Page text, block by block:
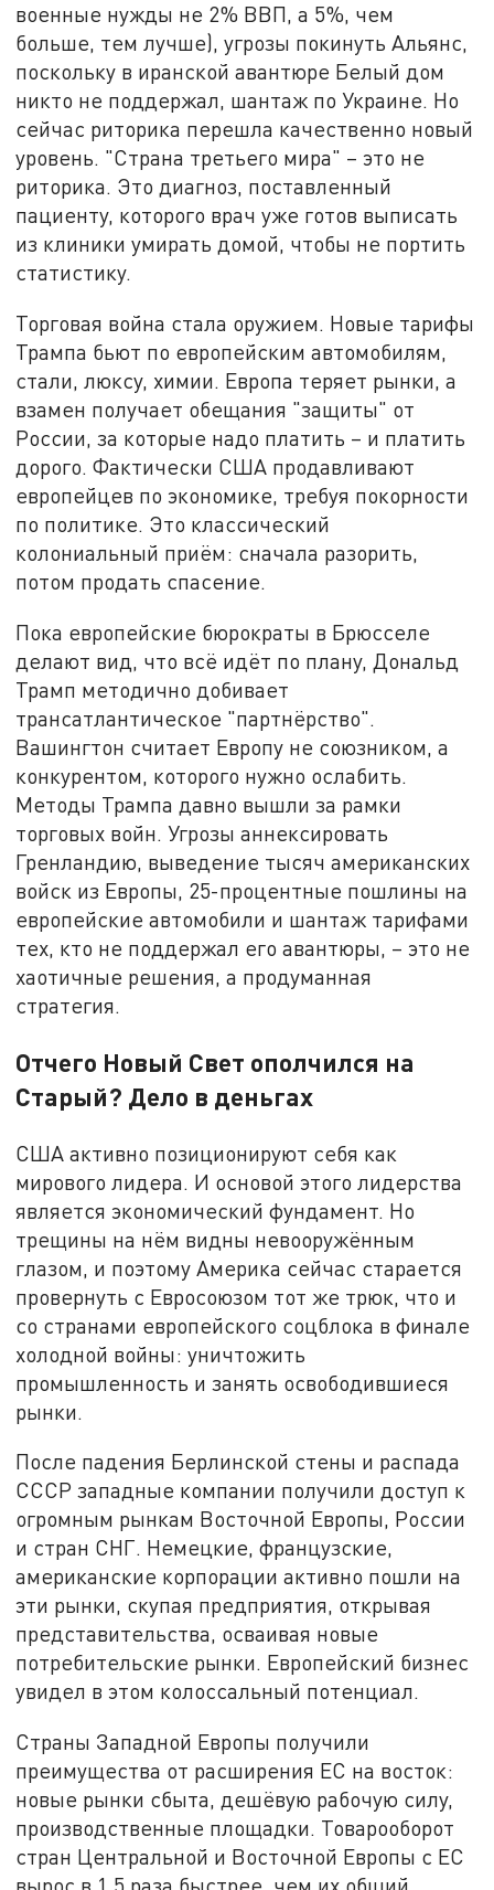
военные нужды не 2% ВВП, а 5%, чем
больше, тем лучше), угрозы покинуть Альянс,
поскольку в иранской авантюре Белый дом
никто не поддержал, шантаж по Украине. Но
сейчас риторика перешла качественно новый
уровень. "Страна третьего мира" – это не
риторика. Это диагноз, поставленный
пациенту, которого врач уже готов выписать
из клиники умирать домой, чтобы не портить
статистику.
Торговая война стала оружием. Новые тарифы
Трампа бьют по европейским автомобилям,
стали, люксу, химии. Европа теряет рынки, а
взамен получает обещания "защиты" от
России, за которые надо платить – и платить
дорого. Фактически США продавливают
европейцев по экономике, требуя покорности
по политике. Это классический
колониальный приём: сначала разорить,
потом продать спасение.
Пока европейские бюрократы в Брюсселе
делают вид, что всё идёт по плану, Дональд
Трамп методично добивает
трансатлантическое "партнёрство".
Вашингтон считает Европу не союзником, а
конкурентом, которого нужно ослабить.
Методы Трампа давно вышли за рамки
торговых войн. Угрозы аннексировать
Гренландию, выведение тысяч американских
войск из Европы, 25-процентные пошлины на
европейские автомобили и шантаж тарифами
тех, кто не поддержал его авантюры, – это не
хаотичные решения, а продуманная
стратегия.
Отчего Новый Свет ополчился на
Старый? Дело в деньгах
США активно позиционируют себя как
мирового лидера. И основой этого лидерства
является экономический фундамент. Но
трещины на нём видны невооружённым
глазом, и поэтому Америка сейчас старается
провернуть с Евросоюзом тот же трюк, что и
со странами европейского соцблока в финале
холодной войны: уничтожить
промышленность и занять освободившиеся
рынки.
После падения Берлинской стены и распада
СССР западные компании получили доступ к
огромным рынкам Восточной Европы, России
и стран СНГ. Немецкие, французские,
американские корпорации активно пошли на
эти рынки, скупая предприятия, открывая
представительства, осваивая новые
потребительские рынки. Европейский бизнес
увидел в этом колоссальный потенциал.
Страны Западной Европы получили
преимущества от расширения ЕС на восток:
новые рынки сбыта, дешёвую рабочую силу,
производственные площадки. Товарооборот
стран Центральной и Восточной Европы с ЕС